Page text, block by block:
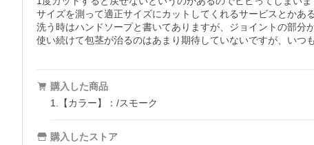
サイズを測って適正サイズにカットしてくれるサービスとかあ
洗う時はハンドソープと書いてありますが、ジョイントの部分
購入した商品
1.【カラー】：/スモーク
購入したストア